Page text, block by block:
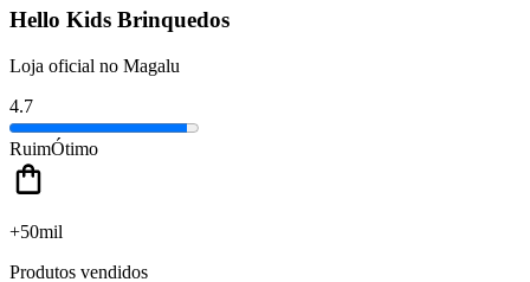
Hello Kids Brinquedos
Loja oficial no Magalu
4.7
RuimÓtimo
+50mil
Produtos vendidos